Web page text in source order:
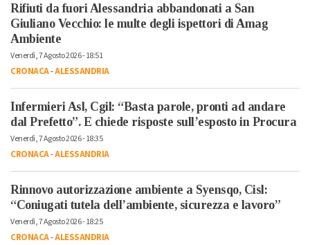
Rifiuti da fuori Alessandria abbandonati a San
Giuliano Vecchio: le multe degli ispettori di Amag
Ambiente
Venerdì, 7 Agosto 2026 - 18:51
CRONACA-ALESSANDRIA
Infermieri Asl, Cgil: “Basta parole, pronti ad andare
dal Prefetto”. E chiede risposte sull’esposto in Procura
Venerdì, 7 Agosto 2026 - 18:35
CRONACA-ALESSANDRIA
Rinnovo autorizzazione ambiente a Syensqo, Cisl:
“Coniugati tutela dell’ambiente, sicurezza e lavoro”
Venerdì, 7 Agosto 2026 - 18:25
CRONACA-ALESSANDRIA